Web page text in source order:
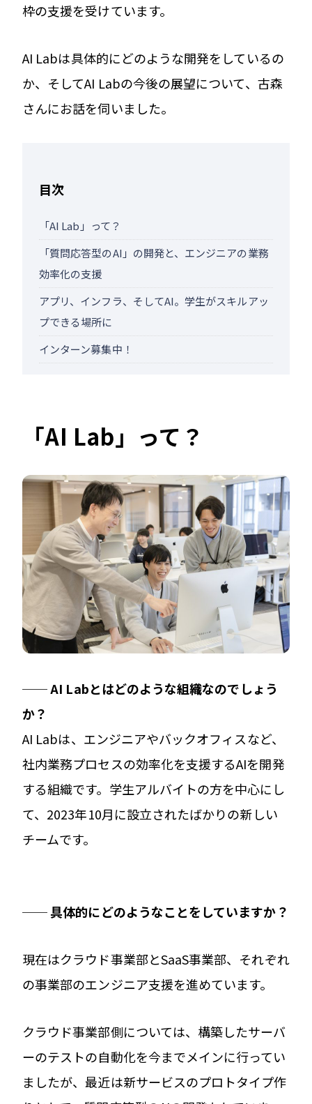
枠の支援を受けています。
AI Labは具体的にどのような開発をしているの
か、そしてAI Labの今後の展望について、古森
さんにお話を伺いました。
目次
「AI Lab」って？
「質問応答型のAI」の開発と、エンジニアの業務
効率化の支援
アプリ、インフラ、そしてAI。学生がスキルアッ
プできる場所に
インターン募集中！
「AI Lab」って？
── AI Labとはどのような組織なのでしょう
か？
AI Labは、エンジニアやバックオフィスなど、
社内業務プロセスの効率化を支援するAIを開発
する組織です。学生アルバイトの方を中心にし
て、2023年10月に設立されたばかりの新しい
チームです。
── 具体的にどのようなことをしていますか？
現在はクラウド事業部とSaaS事業部、それぞれ
の事業部のエンジニア支援を進めています。
クラウド事業部側については、構築したサーバ
ーのテストの自動化を今までメインに行ってい
ましたが、最近は新サービスのプロトタイプ作